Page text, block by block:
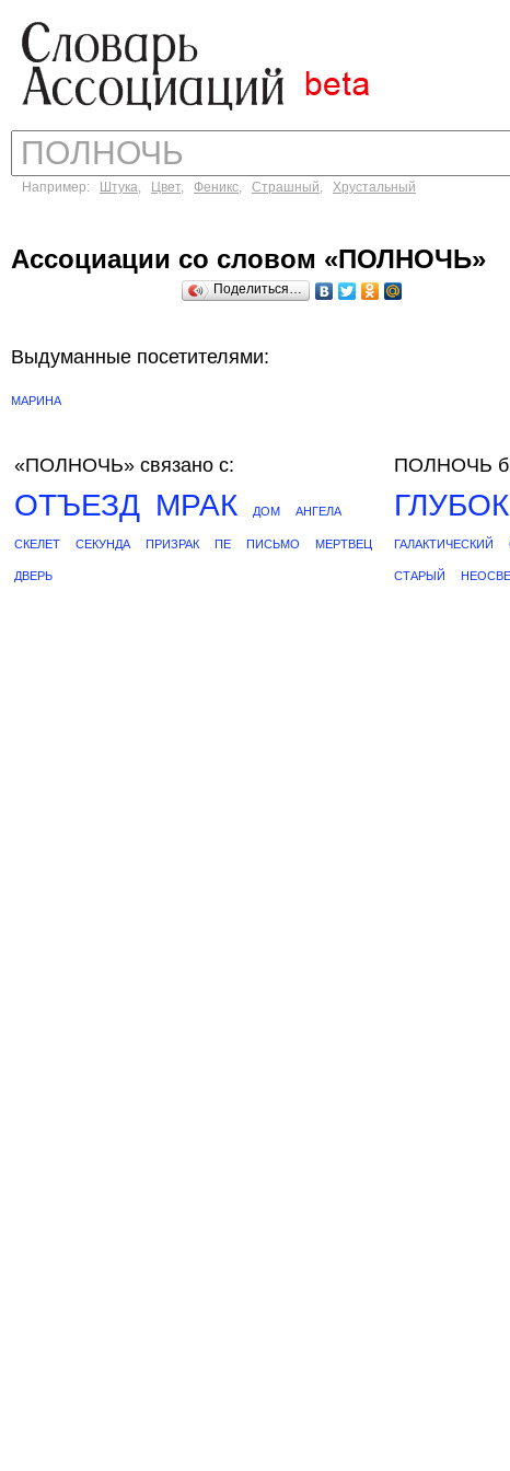
Например: Штука, Цвет, Феникс, Страшный, Хрустальный
Ассоциации со словом «ПОЛНОЧЬ»
Поделиться…
Выдуманные посетителями:
МАРИНА
«ПОЛНОЧЬ» связано с:
ОТЪЕЗД МРАК ДОМ АНГЕЛА
СКЕЛЕТ СЕКУНДА ПРИЗРАК ПЕ ПИСЬМО МЕРТВЕЦ
ДВЕРЬ
ПОЛНОЧЬ
ГАЛАКТИЧЕСКИЙ
СТАРЫЙ